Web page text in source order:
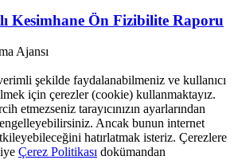
Kesimhane Ön Fizibilite Raporu
Ajansı
şekilde faydalanabilmeniz ve kullanıcı
için çerezler (cookie) kullanmaktayız.
etmezseniz tarayıcınızın ayarlarından
Ancak bunun internet
hatırlatmak isteriz. Çerezlere
Çerez Politikası dokümandan